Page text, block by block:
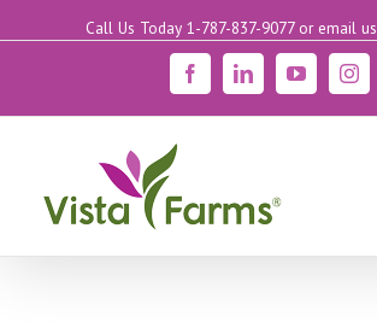
Call Us Today 1-787-837-9077 or email
FacebookLinkedinYouTube